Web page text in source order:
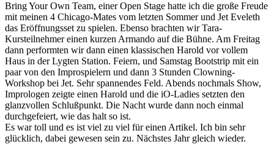
Bring Your Own Team, einer Open Stage hatte ich die große Freude
mit meinen 4 Chicago-Mates vom letzten Sommer und Jet Eveleth
das Eröffnungsset zu spielen. Ebenso brachten wir Tara-
Kursteilnehmer einen kurzen Armando auf die Bühne. Am Freitag
dann performten wir dann einen klassischen Harold vor vollem
Haus in der Lygten Station. Feiern, und Samstag Bootstrip mit ein
paar von den Improspielern und dann 3 Stunden Clowning-
Workshop bei Jet. Sehr spannendes Feld. Abends nochmals Show,
Imprologen zeigte einen Harold und die iO-Ladies setzten den
glanzvollen Schlußpunkt. Die Nacht wurde dann noch einmal
durchgefeiert, wie das halt so ist.
Es war toll und es ist viel zu viel für einen Artikel. Ich bin sehr
glücklich, dabei gewesen sein zu. Nächstes Jahr gleich wieder.